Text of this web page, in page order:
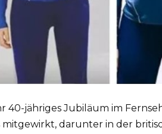
40-jähriges Jubiläum im
mitgewirkt, darunter in der